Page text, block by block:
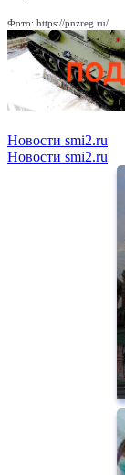
Фото: https://pnzreg.ru/
Новости smi2.ru
Новости smi2.ru